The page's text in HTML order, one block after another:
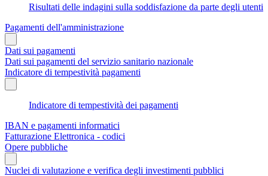
Risultati delle indagini sulla soddisfazione da parte degli utenti
Pagamenti dell'amministrazione
Dati sui pagamenti
Dati sui pagamenti del servizio sanitario nazionale
Indicatore di tempestività pagamenti
Indicatore di tempestività dei pagamenti
IBAN e pagamenti informatici
Fatturazione Elettronica - codici
Opere pubbliche
Nuclei di valutazione e verifica degli investimenti pubblici